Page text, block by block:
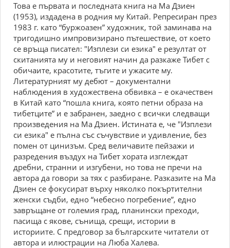
Това е първата и последната книга на Ма Дзиен
(1953), издадена в родния му Китай. Репресиран през
1983 г. като “буржоазен” художник, той заминава на
тригодишно импровизирано пътешествие, от което
се връща писател: "Изплези си езика" е резултат от
скитанията му и неговият начин да разкаже Тибет с
обичаите, красотите, тъгите и ужасите му.
Литературният му дебют – документални
наблюдения в художествена обвивка – е окачествен
в Китай като “пошла книга, която петни образа на
тибетците” и е забранен, заедно с всички следващи
произведения на Ма Дзиен. Истината е, че "Изплези
си езика" е пълна със съчувствие и удивление, без
помен от цинизъм. Сред величавите пейзажи и
разредения въздух на Тибет хората изглеждат
дребни, странни и изгубени, но това не пречи на
автора да говори за тях с разбиране. Разказите на Ма
Дзиен се фокусират върху няколко покъртителни
женски съдби, едно “небесно погребение”, едно
завръщане от големия град, планински преходи,
пасища с якове, сънища, срещи, истории в
историите. С предговор за българските читатели от
автора и илюстрации на Люба Халева.